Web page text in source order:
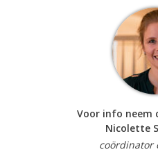
Voor info neem
Nicolette
coördinator